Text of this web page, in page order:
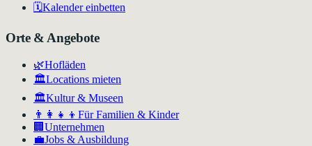
🗓️Kalender einbetten
Orte & Angebote
🌿Hofläden
🏛️Locations mieten
🏛Kultur & Museen
👨‍👩‍👧‍👦 Für Familien & Kinder
🏢 Unternehmen
💼Jobs & Ausbildung